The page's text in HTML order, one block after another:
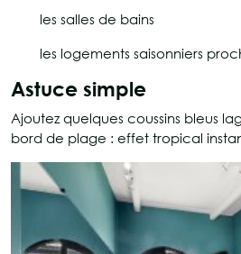
les salles de bains
les logements saisonniers
Astuce simple
Ajoutez quelques coussins bleus
bord de plage : effet tropical